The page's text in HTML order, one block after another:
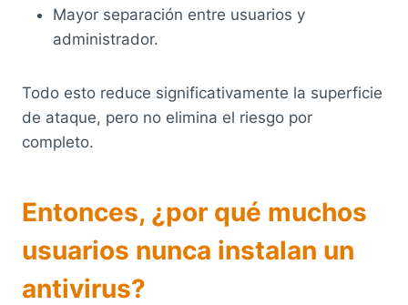
Mayor separación entre usuarios y
administrador.
Todo esto reduce significativamente la superficie
de ataque, pero no elimina el riesgo por
completo.
Entonces, ¿por qué muchos
usuarios nunca instalan un
antivirus?